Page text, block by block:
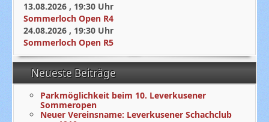
13.08.2026 , 19:30 Uhr
Sommerloch Open R4
24.08.2026 , 19:30 Uhr
Sommerloch Open R5
Neueste Beiträge
Parkmöglichkeit beim 10. Leverkusener
Sommeropen
Neuer Vereinsname: Leverkusener Schachclub